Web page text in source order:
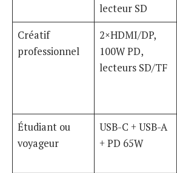
lecteur SD
Créatif
professionnel
2×HDMI/DP,
100W PD,
lecteurs SD/TF
Étudiant ou
voyageur
USB-C + USB-A
+ PD 65W